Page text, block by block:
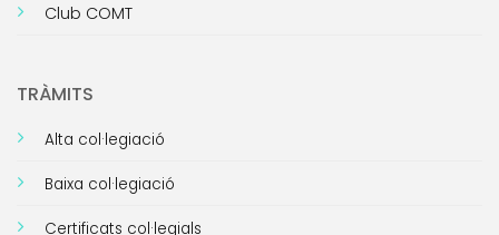
Club COMT
TRÀMITS
Alta col·legiació
Baixa col·legiació
Certificats col·legials